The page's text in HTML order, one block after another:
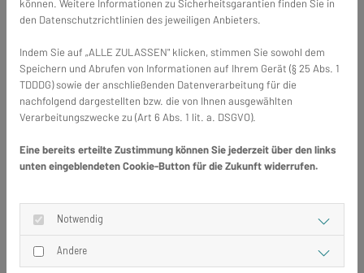
✅Weniger Reklamationen
Qualitätsprodukte führen zu weniger Reklamationen
und Nachbesserungen. Dies spart Zeit und Kosten und
trägt zur Kundenzufriedenheit bei. Ein zufriedener
Die Herkunft "Made in Germany" ist ein starkes
Verkaufsargument, das sich gut kommunizieren lässt.
Aspekte wie Langlebigkeit, Präzision, Umweltschutz
können. Weitere Informationen zu Sicherheitsgarantien finden Sie in
den Datenschutzrichtlinien des jeweiligen Anbieters.
Indem Sie auf „ALLE ZULASSEN" klicken, stimmen Sie sowohl dem
Speichern und Abrufen von Informationen auf Ihrem Gerät (§ 25 Abs. 1
TDDDG) sowie der anschließenden Datenverarbeitung für die
nachfolgend dargestellten bzw. die von Ihnen ausgewählten
Verarbeitungszwecke zu (Art 6 Abs. 1 lit. a. DSGVO).
Eine bereits erteilte Zustimmung können Sie jederzeit über den links
unten eingeblendeten Cookie-Button für die Zukunft widerrufen.
Notwendig
Andere